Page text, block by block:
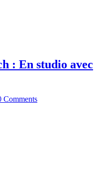
: En studio avec
Comments